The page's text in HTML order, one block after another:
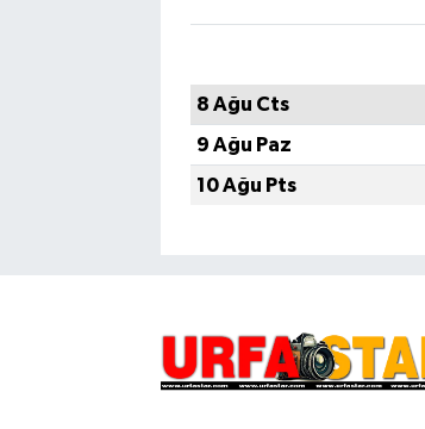
8 Ağu Cts
9 Ağu Paz
10 Ağu Pts